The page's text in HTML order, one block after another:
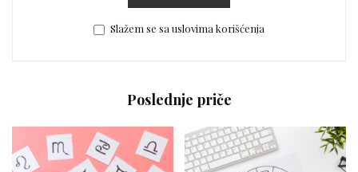
Slažem se sa uslovima korišćenja
Poslednje priče